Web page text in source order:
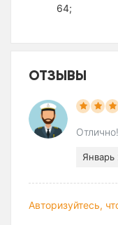
64;
ОТЗЫВЫ
Отлично!
Январь
Авторизуйтесь,